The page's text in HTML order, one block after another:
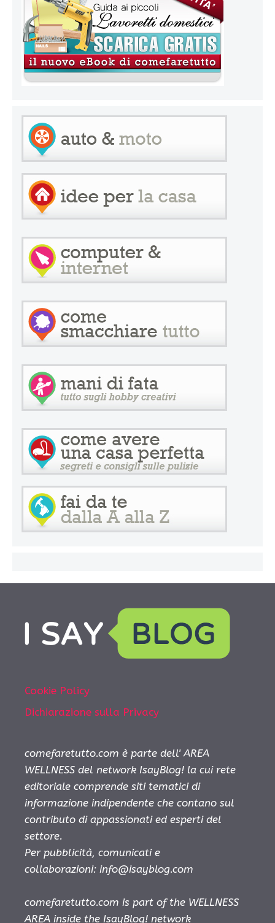
Cookie Policy
Dichiarazione sulla Privacy
comefaretutto.com è parte dell' AREA
WELLNESS del network IsayBlog! la cui rete
editoriale comprende siti tematici di
informazione indipendente che contano sul
contributo di appassionati ed esperti del
settore.
Per pubblicità, comunicati e
collaborazioni: info@isayblog.com
comefaretutto.com is part of the WELLNESS
AREA inside the IsayBlog! network